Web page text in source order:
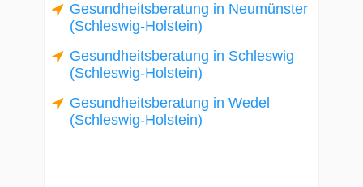
Gesundheitsberatung in Neumünster
(Schleswig-Holstein)
Gesundheitsberatung in Schleswig
(Schleswig-Holstein)
Gesundheitsberatung in Wedel
(Schleswig-Holstein)